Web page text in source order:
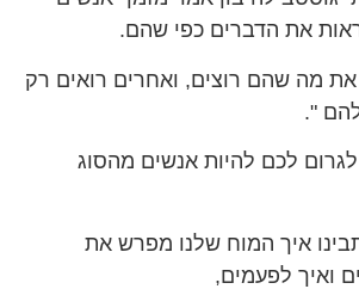
את הדברים כפי שהם.
מה שהם רוצים, ואחרים רואים רק
".
לכם להיות אנשים מהסוג
איך המוח שלנו מפרש את
ואיך לפעמים,